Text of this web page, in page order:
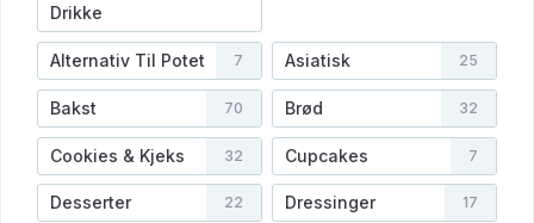
Drikke
Alternativ Til Potet 7 Asiatisk 25
Bakst 70 Brød 32
Cookies & Kjeks 32 Cupcakes 7
Desserter 22 Dressinger 17